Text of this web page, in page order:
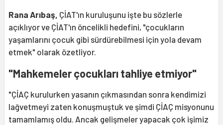
Rana Arıbaş, ÇİAT'ın kuruluşunu işte bu sözlerle
açıklıyor ve ÇİAT'ın öncelikli hedefini, "çocukların
yaşamlarını çocuk gibi sürdürebilmesi için yola devam
etmek" olarak özetliyor.
"Mahkemeler çocukları tahliye etmiyor"
"ÇİAÇ kurulurken yasanın çıkmasından sonra kendimizi
lağvetmeyi zaten konuşmuştuk ve şimdi ÇİAÇ misyonunu
tamamlamış oldu. Ancak gelişmeler yapacak çok işimiz